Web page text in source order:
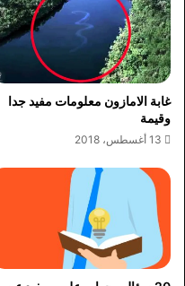
غابة الامازون معلومات مفيد جدا
وقيمة
13 أغسطس، 2018